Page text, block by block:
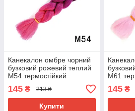
Канекалон омбре чорний
бузковий рожевий теплий
М54 термостійкий
різнокольорова коса
Jumbo довжина 60см вага
100гр для плетіння
145 ₴ 213 ₴
Купити
М61
Jumbo
100гр
145₴